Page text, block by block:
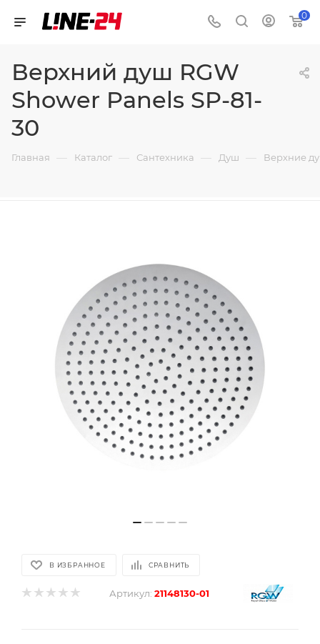
0
Верхний душ RGW
Shower Panels SP-81-
30
Главная — Каталог — Сантехника — Душ — Верхние
В ИЗБРАННОЕ СРАВНИТЬ
Артикул: 21148130-01